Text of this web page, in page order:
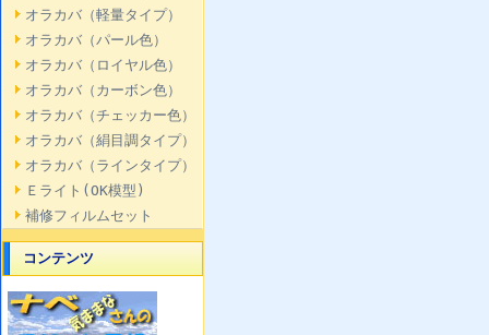
オラカバ（軽量タイプ）
オラカバ（パール色）
オラカバ（ロイヤル色）
オラカバ（カーボン色）
オラカバ（チェッカー色）
オラカバ（絹目調タイプ）
オラカバ（ラインタイプ）
Ｅライト(OK模型)
補修フィルムセット
コンテンツ